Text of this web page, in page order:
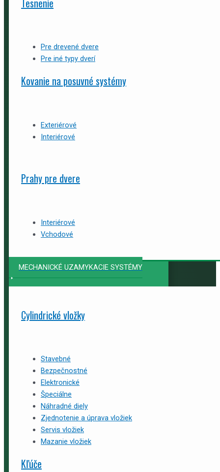
Pre drevené dvere
Pre iné typy dverí
Kovanie na posuvné systémy
Exteriérové
Interiérové
Prahy pre dvere
Interiérové
Vchodové
MECHANICKÉ UZAMYKACIE SYSTÉMY
Cylindrické vložky
Stavebné
Bezpečnostné
Elektronické
Špeciálne
Náhradné diely
Zjednotenie a úprava vložiek
Servis vložiek
Mazanie vložiek
Kľúče